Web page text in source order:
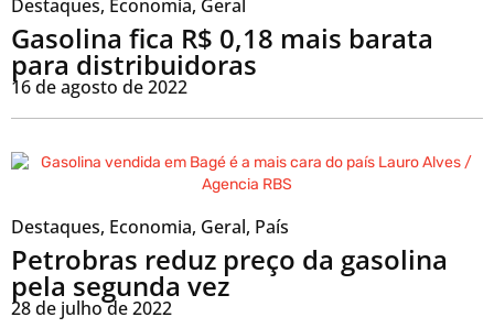
Destaques, Economia, Geral
Gasolina fica R$ 0,18 mais barata
para distribuidoras
16 de agosto de 2022
Destaques, Economia, Geral, País
Petrobras reduz preço da gasolina
pela segunda vez
28 de julho de 2022